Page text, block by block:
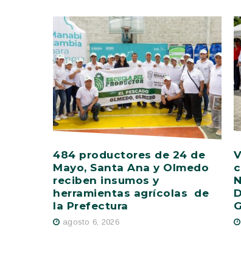
484 productores de 24 de
Mayo, Santa Ana y Olmedo
reciben insumos y
herramientas agrícolas de
la Prefectura
agosto 6, 2026